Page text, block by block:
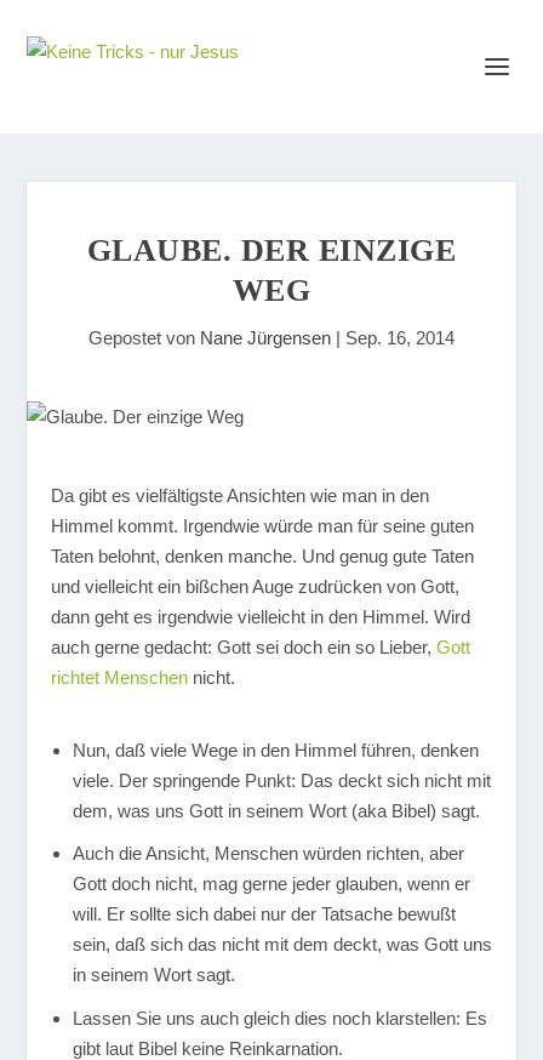
GLAUBE. DER EINZIGE
WEG
Gepostet von Nane Jürgensen | Sep. 16, 2014
Da gibt es vielfältigste Ansichten wie man in den
Himmel kommt. Irgendwie würde man für seine guten
Taten belohnt, denken manche. Und genug gute Taten
und vielleicht ein bißchen Auge zudrücken von Gott,
dann geht es irgendwie vielleicht in den Himmel. Wird
auch gerne gedacht: Gott sei doch ein so Lieber,Gott
richtet Menschen nicht.
Nun, daß viele Wege in den Himmel führen, denken
viele. Der springende Punkt: Das deckt sich nicht mit
dem, was uns Gott in seinem Wort (aka Bibel) sagt.
Auch die Ansicht, Menschen würden richten, aber
Gott doch nicht, mag gerne jeder glauben, wenn er
will. Er sollte sich dabei nur der Tatsache bewußt
sein, daß sich das nicht mit dem deckt, was Gott uns
in seinem Wort sagt.
Lassen Sie uns auch gleich dies noch klarstellen: Es
gibt laut Bibel keine Reinkarnation.